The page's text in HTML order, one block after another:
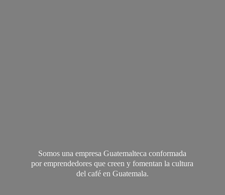
Somos una empresa Guatemalteca conformada
por emprendedores que creen y fomentan la cultura
del café en Guatemala.